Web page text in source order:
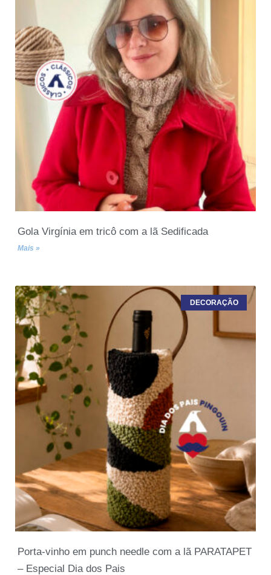
Gola Virgínia em tricô com a lã Sedificada
Mais »
DECORAÇÃO
Porta-vinho em punch needle com a lã PARATAPET
– Especial Dia dos Pais